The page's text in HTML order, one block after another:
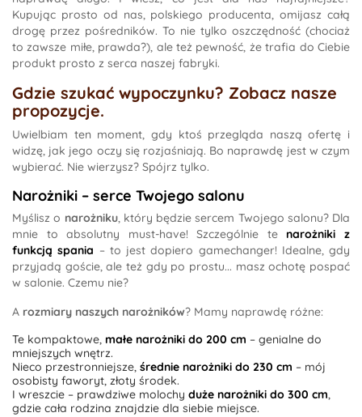
Kupując prosto od nas, polskiego producenta, omijasz całą
drogę przez pośredników. To nie tylko oszczędność (chociaż
to zawsze miłe, prawda?), ale też pewność, że trafia do Ciebie
produkt prosto z serca naszej fabryki.
Gdzie szukać wypoczynku? Zobacz nasze
propozycje.
Uwielbiam ten moment, gdy ktoś przegląda naszą ofertę i
widzę, jak jego oczy się rozjaśniają. Bo naprawdę jest w czym
wybierać. Nie wierzysz? Spójrz tylko.
Narożniki – serce Twojego salonu
Myślisz o narożniku, który będzie sercem Twojego salonu? Dla
mnie to absolutny must-have! Szczególnie tenarożniki z
funkcją spania – to jest dopiero gamechanger! Idealne, gdy
przyjadą goście, ale też gdy po prostu... masz ochotę pospać
w salonie. Czemu nie?
A rozmiary naszych narożników? Mamy naprawdę różne:
Te kompaktowe, małe narożniki do 200 cm – genialne do
mniejszych wnętrz.
Nieco przestronniejsze, średnie narożniki do 230 cm – mój
osobisty faworyt, złoty środek.
I wreszcie – prawdziwe molochy duże narożniki do 300 cm,
gdzie cała rodzina znajdzie dla siebie miejsce.